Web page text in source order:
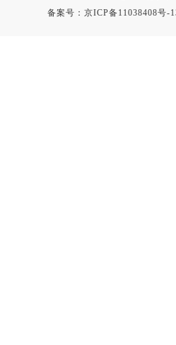
备案号： 京ICP备11038408号-